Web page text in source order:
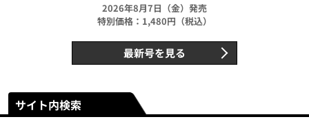
2026年8月7日（金）発売
特別価格：1,480円（税込）
最新号を見る
サイト内検索